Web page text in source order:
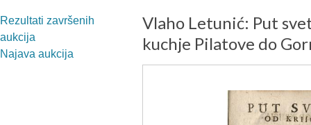
Rezultati završenih
aukcija
Najava aukcija
Vlaho Letunić: Put
kuchje Pilatove do